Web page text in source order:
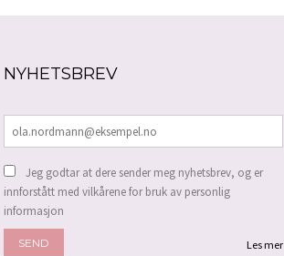
NYHETSBREV
Jeg godtar at dere sender meg nyhetsbrev, og er
innforstått med vilkårene for bruk av personlig
informasjon
Les mer